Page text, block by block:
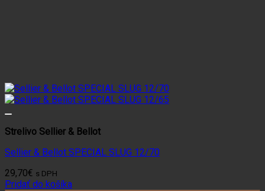
Strelivo Sellier & Bellot
Sellier & Bellot SPECIAL SLUG 12/70
29,70€ s DPH
Pridať do košíka